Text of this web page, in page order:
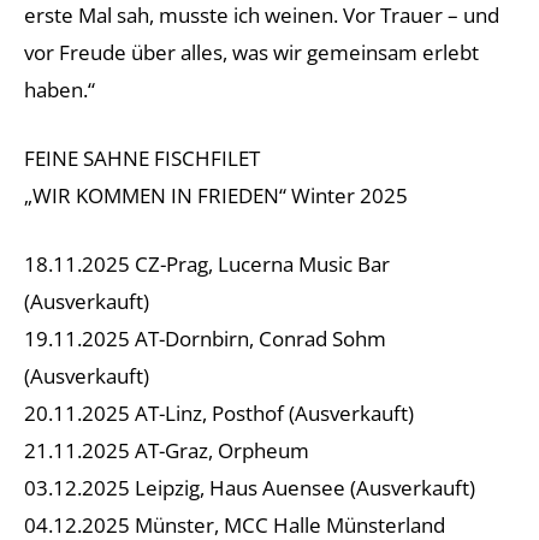
erste Mal sah, musste ich weinen. Vor Trauer – und
vor Freude über alles, was wir gemeinsam erlebt
haben.“
FEINE SAHNE FISCHFILET
„WIR KOMMEN IN FRIEDEN“ Winter 2025
18.11.2025 CZ-Prag, Lucerna Music Bar
(Ausverkauft)
19.11.2025 AT-Dornbirn, Conrad Sohm
(Ausverkauft)
20.11.2025 AT-Linz, Posthof (Ausverkauft)
21.11.2025 AT-Graz, Orpheum
03.12.2025 Leipzig, Haus Auensee (Ausverkauft)
04.12.2025 Münster, MCC Halle Münsterland